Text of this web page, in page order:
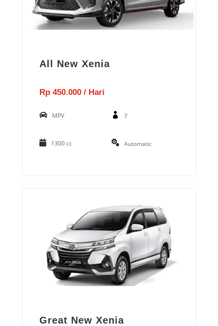
All New Xenia
Rp 450.000 / Hari
MPV 7
1300 cc Automatic
Great New Xenia